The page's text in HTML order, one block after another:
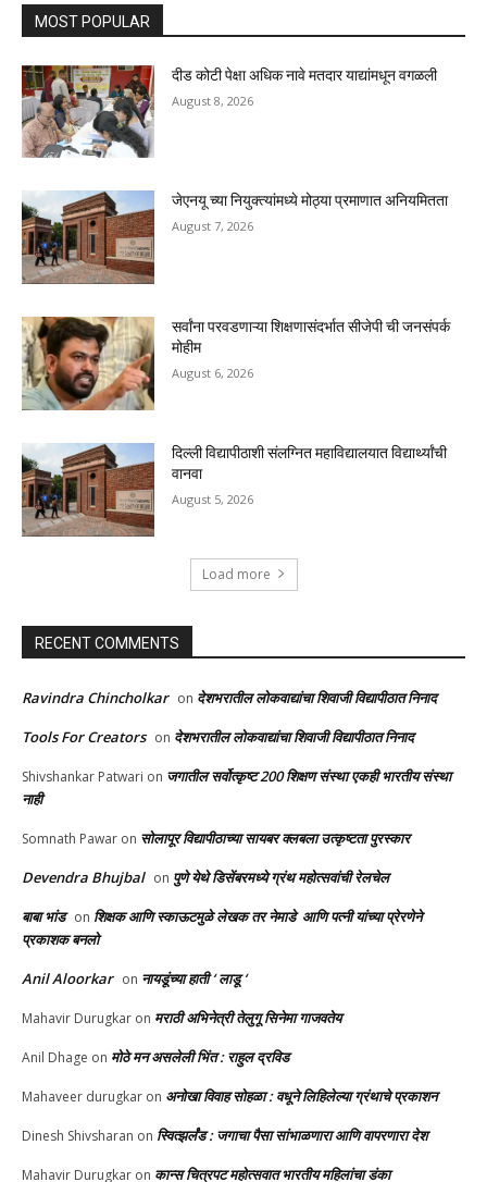
MOST POPULAR
दीड कोटी पेक्षा अधिक नावे मतदार याद्यांमधून वगळली
August 8, 2026
जेएनयू च्या नियुक्त्यांमध्ये मोठ्या प्रमाणात अनियमितता
August 7, 2026
सर्वांना परवडणाऱ्या शिक्षणासंदर्भात सीजेपी ची जनसंपर्क
मोहीम
August 6, 2026
दिल्ली विद्यापीठाशी संलग्नित महाविद्यालयात विद्यार्थ्यांची
वानवा
August 5, 2026
Load more
RECENT COMMENTS
Ravindra Chincholkar on देशभरातील लोकवाद्यांचा शिवाजी विद्यापीठात निनाद
Tools For Creators on देशभरातील लोकवाद्यांचा शिवाजी विद्यापीठात निनाद
Shivshankar Patwari on जगातील सर्वोत्कृष्ट 200 शिक्षण संस्था एकही भारतीय संस्था
नाही
Somnath Pawar on सोलापूर विद्यापीठाच्या सायबर क्लबला उत्कृष्टता पुरस्कार
Devendra Bhujbal on पुणे येथे डिसेंबरमध्ये ग्रंथ महोत्सवांची रेलचेल
बाबा भांड on शिक्षक आणि स्काऊटमुळे लेखक तर नेमाडे आणि पत्नी यांच्या प्रेरणेने
प्रकाशक बनलो
Anil Aloorkar on नायडूंच्या हाती ‘ लाडू ‘
Mahavir Durugkar on मराठी अभिनेत्री तेलुगू सिनेमा गाजवतेय
Anil Dhage on मोठे मन असलेली भिंत : राहुल द्रविड
Mahaveer durugkar on अनोखा विवाह सोहळा : वधूने लिहिलेल्या ग्रंथाचे प्रकाशन
Dinesh Shivsharan on स्वित्झर्लंड : जगाचा पैसा सांभाळणारा आणि वापरणारा देश
Mahavir Durugkar on कान्स चित्रपट महोत्सवात भारतीय महिलांचा डंका